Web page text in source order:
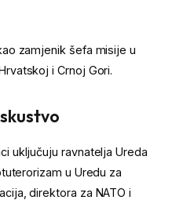
zamjenik šefa misije u
i Crnoj Gori.
uključuju ravnatelja Ureda
u Uredu za
direktora za NATO i